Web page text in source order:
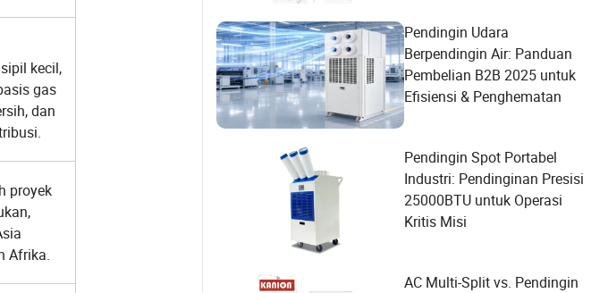
kecil,
gas
dan
proyek
Afrika.
Pendingin Udara
Berpendingin Air: Panduan
Pembelian B2B 2025 untuk
Efisiensi & Penghematan
Pendingin Spot Portabel
Industri: Pendinginan Presisi
25000BTU untuk Operasi
Kritis Misi
AC Multi-Split vs. Pendingin